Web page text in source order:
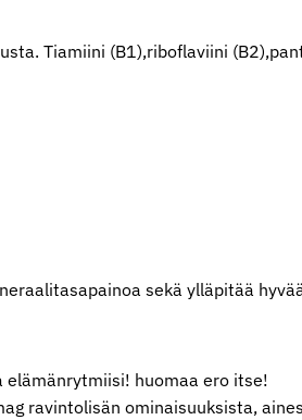
Tiamiini (B1),riboflaviini
sekä ylläpitää
elämänrytmiisi! huomaa ero itse!
ravintolisän ominaisuuksista,